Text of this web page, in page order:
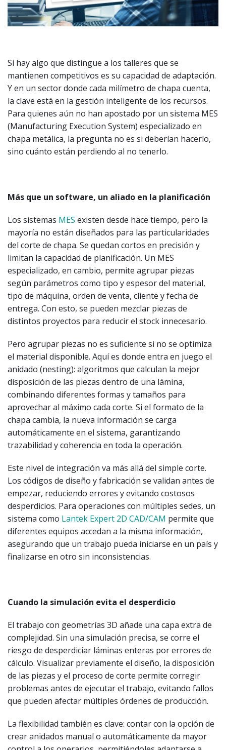
Si hay algo que distingue a los talleres que se
mantienen competitivos es su capacidad de adaptación.
Y en un sector donde cada milímetro de chapa cuenta,
la clave está en la gestión inteligente de los recursos.
Para quienes aún no han apostado por un sistema MES
(Manufacturing Execution System) especializado en
chapa metálica, la pregunta no es si deberían hacerlo,
sino cuánto están perdiendo al no tenerlo.
Más que un software, un aliado en la planificación
Los sistemas MES existen desde hace tiempo, pero la
mayoría no están diseñados para las particularidades
del corte de chapa. Se quedan cortos en precisión y
limitan la capacidad de planificación. Un MES
especializado, en cambio, permite agrupar piezas
según parámetros como tipo y espesor del material,
tipo de máquina, orden de venta, cliente y fecha de
entrega. Con esto, se pueden mezclar piezas de
distintos proyectos para reducir el stock innecesario.
Pero agrupar piezas no es suficiente si no se optimiza
el material disponible. Aquí es donde entra en juego el
anidado (nesting): algoritmos que calculan la mejor
disposición de las piezas dentro de una lámina,
combinando diferentes formas y tamaños para
aprovechar al máximo cada corte. Si el formato de la
chapa cambia, la nueva información se carga
automáticamente en el sistema, garantizando
trazabilidad y coherencia en toda la operación.
Este nivel de integración va más allá del simple corte.
Los códigos de diseño y fabricación se validan antes de
empezar, reduciendo errores y evitando costosos
desperdicios. Para operaciones con múltiples sedes, un
sistema como Lantek Expert 2D CAD/CAM permite que
diferentes equipos accedan a la misma información,
asegurando que un trabajo pueda iniciarse en un país y
finalizarse en otro sin inconsistencias.
Cuando la simulación evita el desperdicio
El trabajo con geometrías 3D añade una capa extra de
complejidad. Sin una simulación precisa, se corre el
riesgo de desperdiciar láminas enteras por errores de
cálculo. Visualizar previamente el diseño, la disposición
de las piezas y el proceso de corte permite corregir
problemas antes de ejecutar el trabajo, evitando fallos
que pueden afectar múltiples órdenes de producción.
La flexibilidad también es clave: contar con la opción de
crear anidados manual o automáticamente da mayor